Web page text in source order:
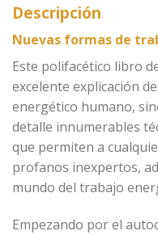
Descripción
Nuevas formas de
Este polifacético libro
excelente explicación
energético humano,
detalle innumerables
que permiten a
profanos inexpertos,
mundo del trabajo
Empezando por el